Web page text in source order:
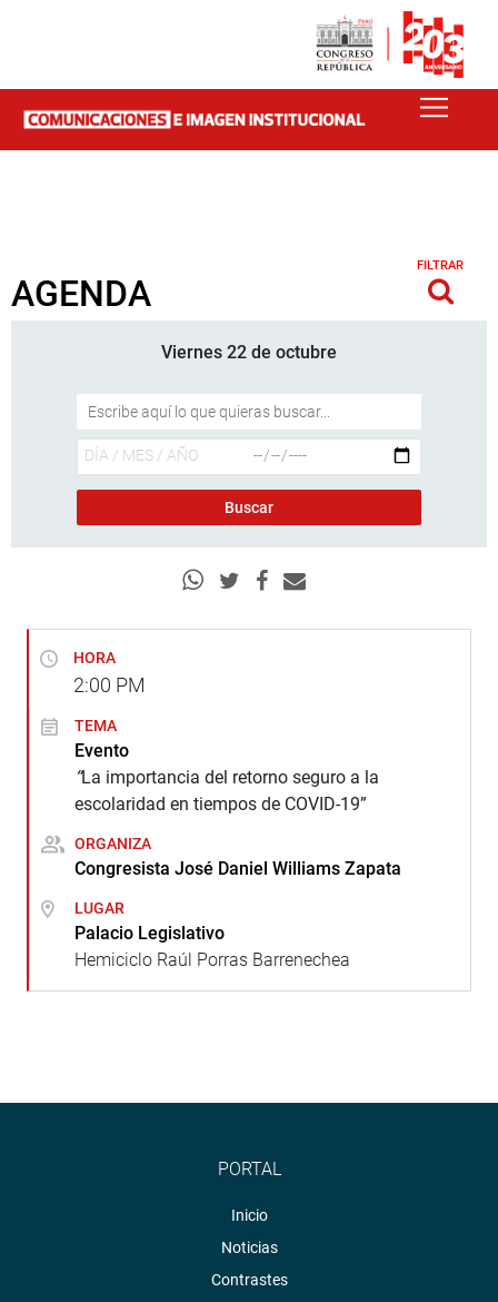
AGENDA
FILTRAR
Viernes 22 de octubre
HORA
2:00 PM
TEMA
Evento
“La importancia del retorno seguro a la
escolaridad en tiempos de COVID-19”
ORGANIZA
Congresista José Daniel Williams Zapata
LUGAR
Palacio Legislativo
Hemiciclo Raúl Porras Barrenechea
PORTAL
Inicio
Noticias
Contrastes